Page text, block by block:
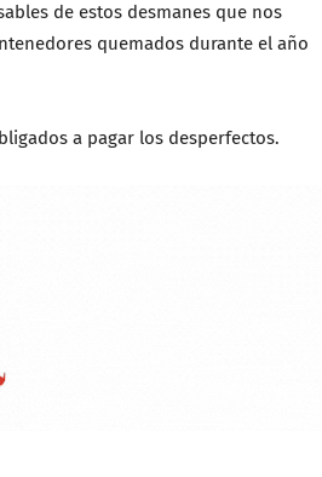
de estos desmanes que nos
quemados durante el año
a pagar los desperfectos.